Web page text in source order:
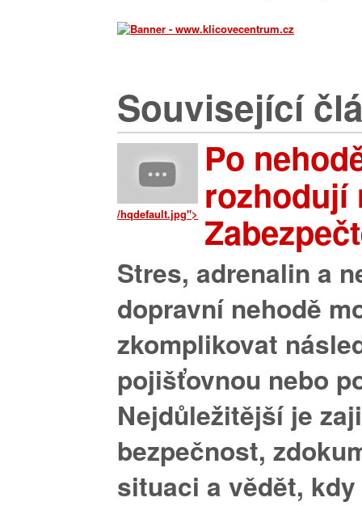
Související
/hqdefault.jpg">
Po
rozhodují
Stres, adrenalin a
dopravní nehodě
zkomplikovat
pojišťovnou nebo
Nejdůležitější je
bezpečnost,
situaci a vědět, kdy